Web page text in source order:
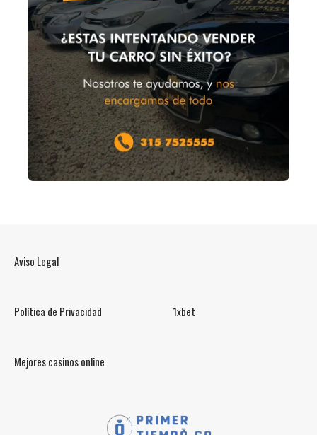
Aviso Legal
Política de Privacidad 1xbet
Mejores casinos online